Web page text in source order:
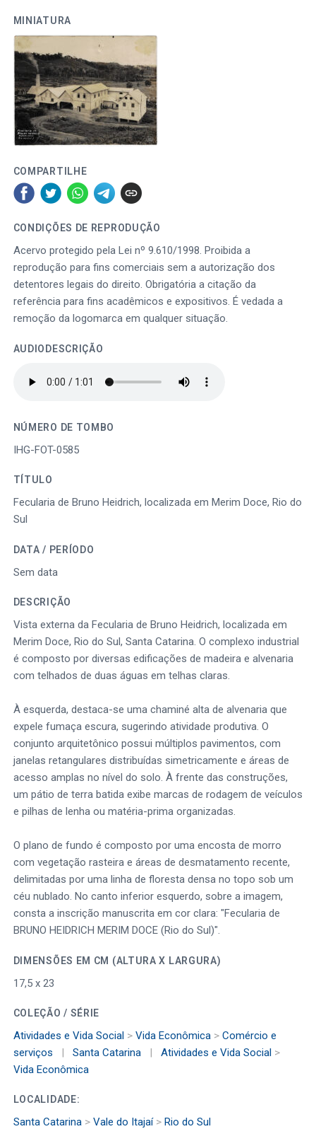
MINIATURA
COMPARTILHE
CONDIÇÕES DE REPRODUÇÃO
Acervo protegido pela Lei nº 9.610/1998. Proibida a
reprodução para fins comerciais sem a autorização dos
detentores legais do direito. Obrigatória a citação da
referência para fins acadêmicos e expositivos. É vedada a
remoção da logomarca em qualquer situação.
AUDIODESCRIÇÃO
NÚMERO DE TOMBO
IHG-FOT-0585
TÍTULO
Fecularia de Bruno Heidrich, localizada em Merim Doce, Rio do
Sul
DATA / PERÍODO
Sem data
DESCRIÇÃO
Vista externa da Fecularia de Bruno Heidrich, localizada em
Merim Doce, Rio do Sul, Santa Catarina. O complexo industrial
é composto por diversas edificações de madeira e alvenaria
com telhados de duas águas em telhas claras.
À esquerda, destaca-se uma chaminé alta de alvenaria que
expele fumaça escura, sugerindo atividade produtiva. O
conjunto arquitetônico possui múltiplos pavimentos, com
janelas retangulares distribuídas simetricamente e áreas de
acesso amplas no nível do solo. À frente das construções,
um pátio de terra batida exibe marcas de rodagem de veículos
e pilhas de lenha ou matéria-prima organizadas.
O plano de fundo é composto por uma encosta de morro
com vegetação rasteira e áreas de desmatamento recente,
delimitadas por uma linha de floresta densa no topo sob um
céu nublado. No canto inferior esquerdo, sobre a imagem,
consta a inscrição manuscrita em cor clara: "Fecularia de
BRUNO HEIDRICH MERIM DOCE (Rio do Sul)".
DIMENSÕES EM CM (ALTURA X LARGURA)
17,5 x 23
COLEÇÃO / SÉRIE
Atividades e Vida Social> Vida Econômica> Comércio e
serviços
| Santa Catarina | Atividades e Vida Social>
Vida Econômica
LOCALIDADE:
Santa Catarina> Vale do Itajaí> Rio do Sul